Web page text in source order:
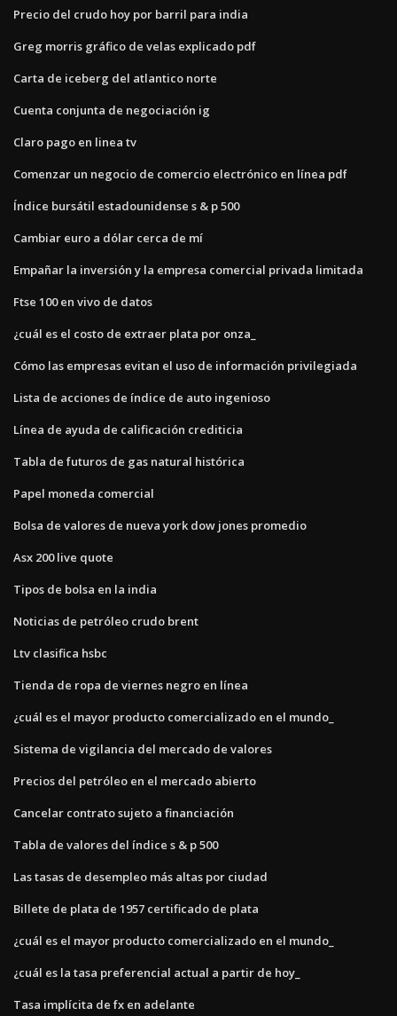
Precio del crudo hoy por barril para india
Greg morris gráfico de velas explicado pdf
Carta de iceberg del atlantico norte
Cuenta conjunta de negociación ig
Claro pago en linea tv
Comenzar un negocio de comercio electrónico en línea pdf
Índice bursátil estadounidense s & p 500
Cambiar euro a dólar cerca de mí
Empañar la inversión y la empresa comercial privada limitada
Ftse 100 en vivo de datos
¿cuál es el costo de extraer plata por onza_
Cómo las empresas evitan el uso de información privilegiada
Lista de acciones de índice de auto ingenioso
Línea de ayuda de calificación crediticia
Tabla de futuros de gas natural histórica
Papel moneda comercial
Bolsa de valores de nueva york dow jones promedio
Asx 200 live quote
Tipos de bolsa en la india
Noticias de petróleo crudo brent
Ltv clasifica hsbc
Tienda de ropa de viernes negro en línea
¿cuál es el mayor producto comercializado en el mundo_
Sistema de vigilancia del mercado de valores
Precios del petróleo en el mercado abierto
Cancelar contrato sujeto a financiación
Tabla de valores del índice s & p 500
Las tasas de desempleo más altas por ciudad
Billete de plata de 1957 certificado de plata
¿cuál es el mayor producto comercializado en el mundo_
¿cuál es la tasa preferencial actual a partir de hoy_
Tasa implícita de fx en adelante